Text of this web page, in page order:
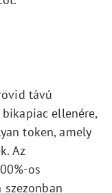
távú
ellenére,
token, amely
Az
os